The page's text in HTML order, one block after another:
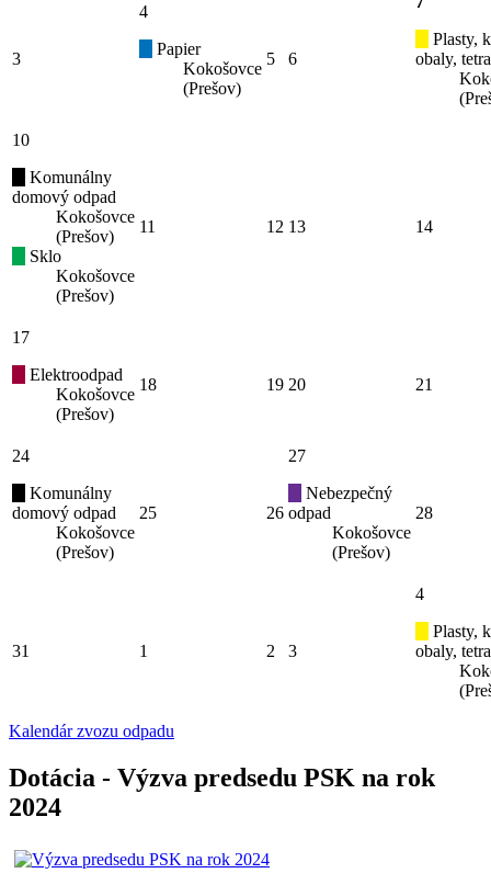
3
4
Papier
Kokošovce
(Prešov)
5 6
Plasty,
obaly,
10
Komunálny
domový odpad
Kokošovce
(Prešov)
Sklo
Kokošovce
(Prešov)
11 12 13 14
17
Elektroodpad
Kokošovce
(Prešov)
18 19 20 21
24
Komunálny
domový odpad
Kokošovce
(Prešov)
25 26
27
Nebezpečný
odpad
Kokošovce
(Prešov)
28
31 1 2 3
4
Plasty,
obaly,
Kalendár zvozu odpadu
Dotácia - Výzva predsedu PSK na rok
2024